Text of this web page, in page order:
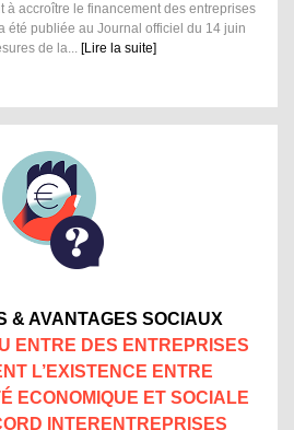
à accroître le financement des entreprises
été publiée au Journal officiel du 14 juin
de la... [Lire la suite]
& AVANTAGES SOCIAUX
ENTRE DES ENTREPRISES
L’EXISTENCE ENTRE
ECONOMIQUE ET SOCIALE
INTERENTREPRISES